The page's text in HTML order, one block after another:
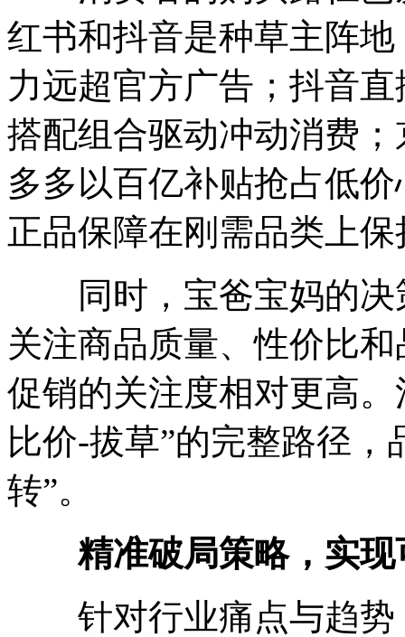
红书和抖音是种草主阵
力远超官方广告；抖音
搭配组合驱动冲动消费
多多以百亿补贴抢占低
正品保障在刚需品类上
同时，宝爸宝妈的决
关注商品质量、性价比
促销的关注度相对更高
比价-拔草”的完整路径
转”。
精准破局策略，实
针对行业痛点与趋势